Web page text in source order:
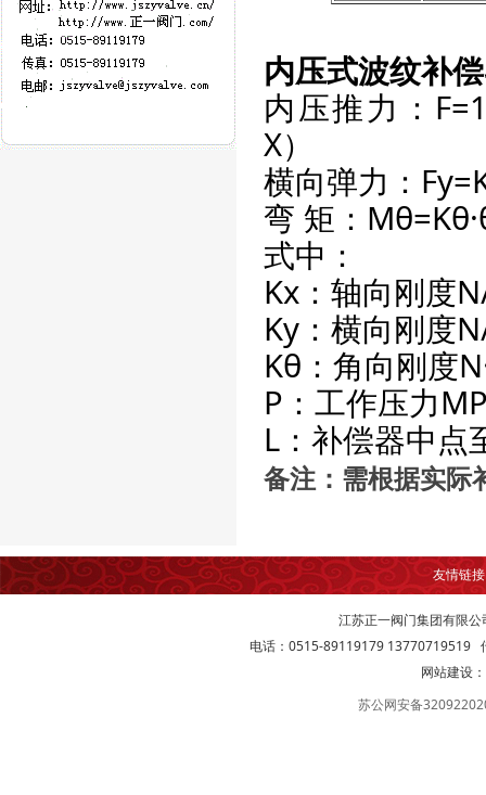
内压式波纹补
内压推力：
X）
横向弹力：
弯 矩：
式中：
Kx：轴向刚
Ky：横向刚
Kθ：角向刚度
P：工作压力
L：补偿器中点
备注：需根据实际
友情链
江苏正一阀门集团有限公
电话：0515-89119179 13770719519
网站建设：
苏公网安备